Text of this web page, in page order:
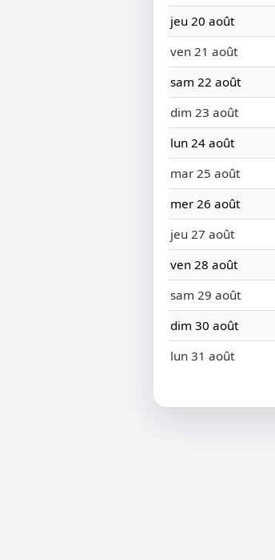
jeu 20 août
ven 21 août
sam 22 août
dim 23 août
lun 24 août
mar 25 août
mer 26 août
jeu 27 août
ven 28 août
sam 29 août
dim 30 août
lun 31 août